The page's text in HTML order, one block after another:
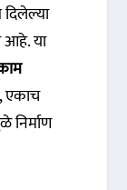
दिलेल्या
या
एकाच
निर्माण